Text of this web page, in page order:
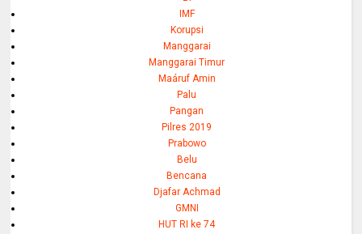
IMF
Korupsi
Manggarai
Manggarai Timur
Maáruf Amin
Palu
Pangan
Pilres 2019
Prabowo
Belu
Bencana
Djafar Achmad
GMNI
HUT RI ke 74